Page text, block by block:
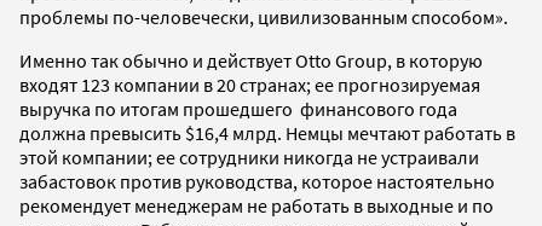
проблемы по-человечески, цивилизованным способом».
Именно так обычно и действует Otto Group, в которую
входят 123 компании в 20 странах; ее прогнозируемая
выручка по итогам прошедшего финансового года
должна превысить $16,4 млрд. Немцы мечтают работать в
этой компании; ее сотрудники никогда не устраивали
забастовок против руководства, которое настоятельно
рекомендует менеджерам не работать в выходные и по